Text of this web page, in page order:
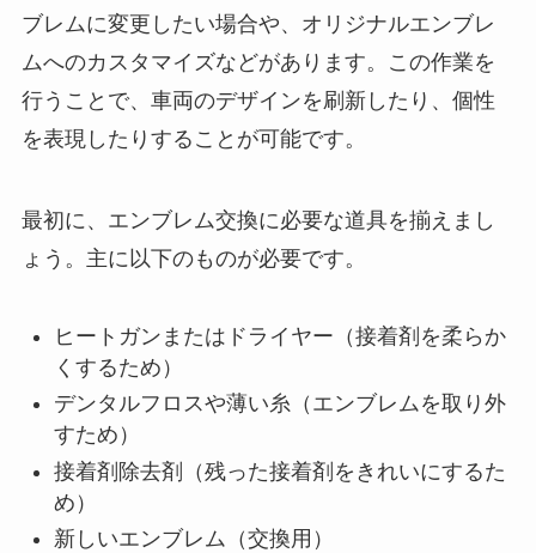
ブレムに変更したい場合や、オリジナルエンブレ
ムへのカスタマイズなどがあります。この作業を
行うことで、車両のデザインを刷新したり、個性
を表現したりすることが可能です。
最初に、エンブレム交換に必要な道具を揃えまし
ょう。主に以下のものが必要です。
ヒートガンまたはドライヤー（接着剤を柔らか
くするため）
デンタルフロスや薄い糸（エンブレムを取り外
すため）
接着剤除去剤（残った接着剤をきれいにするた
め）
新しいエンブレム（交換用）